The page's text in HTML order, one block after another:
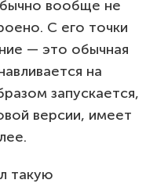
вообще не
С его точки
— это обычная
на
запускается,
версии, имеет
такую